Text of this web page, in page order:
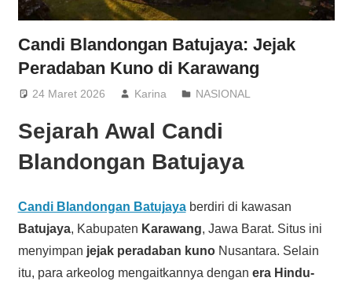
Candi Blandongan Batujaya: Jejak
Peradaban Kuno di Karawang
24 Maret 2026 Karina NASIONAL
Sejarah Awal Candi
Blandongan Batujaya
Candi Blandongan Batujayaberdiri di kawasan
Batujaya, Kabupaten Karawang, Jawa Barat. Situs ini
menyimpan jejak peradaban kunoNusantara. Selain
itu, para arkeolog mengaitkannya dengan era Hindu-